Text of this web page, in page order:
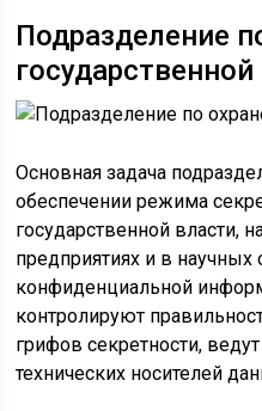
Подразделение
Основная задача
обеспечении режима
государственной власти,
предприятиях и в научных
конфиденциальной
контролируют
грифов секретности,
технических носителей